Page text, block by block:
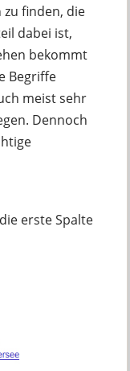
zu finden, die
dabei ist,
bekommt
Begriffe
meist sehr
Dennoch
erste Spalte